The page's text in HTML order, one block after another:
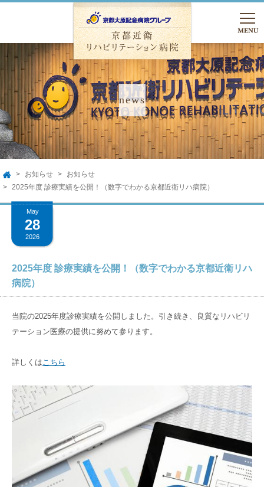
TEL.075-762-5000
入院のご相談 友達追加
HOME
病院のご案内
病院のご案内
病院概要
数字でわかる京都近衛リハ病院
管理者のご挨拶
なぜ、転院するの？
どんな入院生活を過ごすの？
京都近衛リハビリテーション病院とは
京都市域リハビリテーション協力病院事業
入院のご案内
入院のご相談
入院当日の持ち物
料金
マイナンバーカードの健康保険証利用について
入院環境
リハビリ治療法
大切な食事のこと
訪問リハビリ
訪問看護ステーション
居宅介護支援事業所
京都大原記念病院
御所南リハビリクリニック
有老ライフピア 八瀬大原Ⅰ番館
TOP
お知らせ
お知らせ
2025年度 診療実績を公開！（数字でわかる京都近衛リハ病院）
May
28
2026
2025年度 診療実績を公開！（数字でわかる京都近衛リハ
病院）
当院の2025年度診療実績を公開しました。引き続き、良質なリハビリ
テーション医療の提供に努めて参ります。
詳しくはこちら